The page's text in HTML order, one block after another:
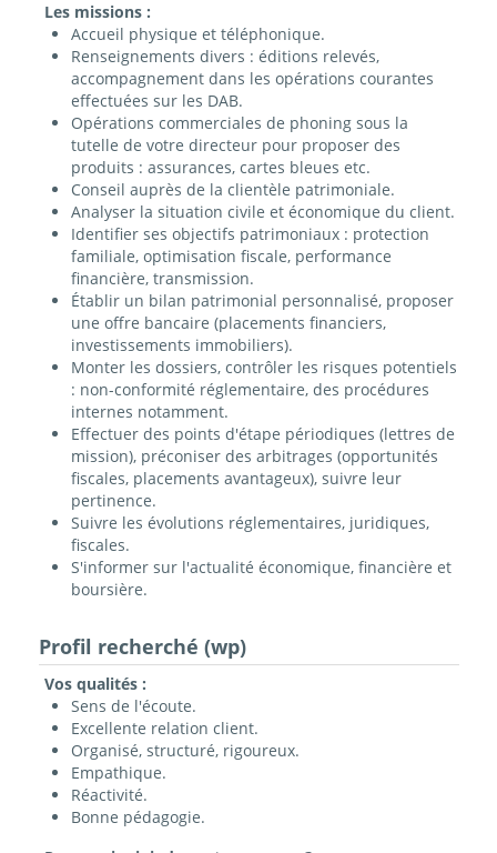
Les missions :
Accueil physique et téléphonique.
Renseignements divers : éditions relevés,
accompagnement dans les opérations courantes
effectuées sur les DAB.
Opérations commerciales de phoning sous la
tutelle de votre directeur pour proposer des
produits : assurances, cartes bleues etc.
Conseil auprès de la clientèle patrimoniale.
Analyser la situation civile et économique du client.
Identifier ses objectifs patrimoniaux : protection
familiale, optimisation fiscale, performance
financière, transmission.
Établir un bilan patrimonial personnalisé, proposer
une offre bancaire (placements financiers,
investissements immobiliers).
Monter les dossiers, contrôler les risques potentiels
: non-conformité réglementaire, des procédures
internes notamment.
Effectuer des points d'étape périodiques (lettres de
mission), préconiser des arbitrages (opportunités
fiscales, placements avantageux), suivre leur
pertinence.
Suivre les évolutions réglementaires, juridiques,
fiscales.
S'informer sur l'actualité économique, financière et
boursière.
Profil recherché (wp)
Vos qualités :
Sens de l'écoute.
Excellente relation client.
Organisé, structuré, rigoureux.
Empathique.
Réactivité.
Bonne pédagogie.